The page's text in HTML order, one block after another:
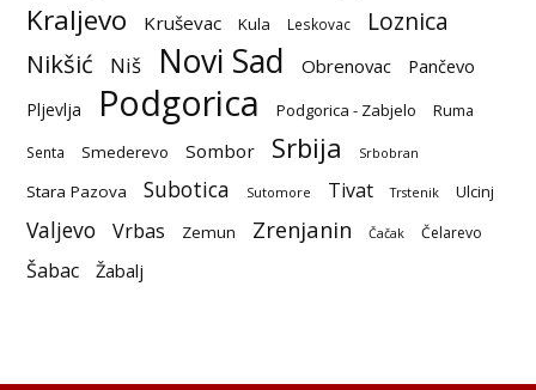
Kraljevo Kruševac Kula Leskovac Loznica
Nikšić Niš Novi Sad Obrenovac Pančevo
Pljevlja Podgorica Podgorica - Zabjelo Ruma
Senta Smederevo Sombor Srbija Srbobran
Stara Pazova Subotica Sutomore Tivat Trstenik Ulcinj
Valjevo Vrbas Zemun Zrenjanin Čačak Čelarevo
Šabac Žabalj